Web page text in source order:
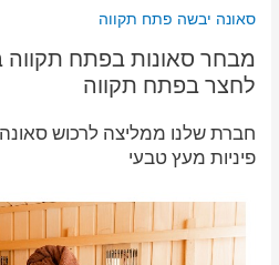
סאונה יבשה פתח תקווה
מבחר סאונות בפתח תקווה
לחצר בפתח תקווה
חברת שלנו ממליצה לרכוש
פיניות מעץ טבעי